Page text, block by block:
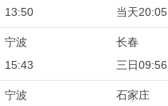
13:50 当天20:05
宁波
长春
15:43 三日09:56
宁波
石家庄